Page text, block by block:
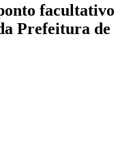
facultativo
Prefeitura de